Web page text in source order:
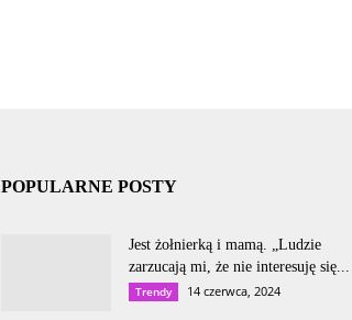
POPULARNE POSTY
Jest żołnierką i mamą. „Ludzie
zarzucają mi, że nie interesuję się...
Trendy 14 czerwca, 2024